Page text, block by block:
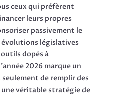
ceux qui préfèrent
leurs propres
passivement le
législatives
dopés à
2026 marque un
de remplir des
une véritable stratégie de